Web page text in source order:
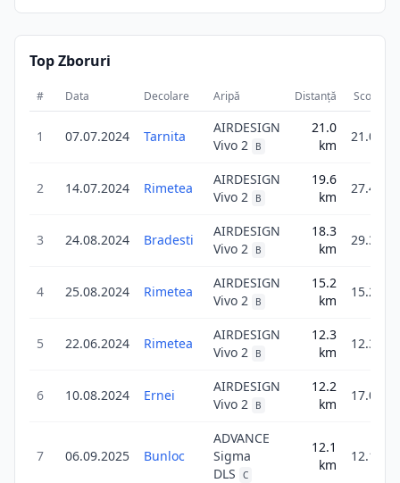
Top Zboruri
# Data Decolare Aripă Distanță Scor
1 07.07.2024 Tarnita
AIRDESIGN
Vivo 2
B
21.0
km
21.0
2 14.07.2024 Rimetea
AIRDESIGN
Vivo 2
B
19.6
km
27.4
3 24.08.2024 Bradesti
AIRDESIGN
Vivo 2
B
18.3
km
29.3
4 25.08.2024 Rimetea
AIRDESIGN
Vivo 2
B
15.2
km
15.2
5 22.06.2024 Rimetea
AIRDESIGN
Vivo 2
B
12.3
km
12.3
6 10.08.2024 Ernei
AIRDESIGN
Vivo 2
B
12.2
km
17.0
7 06.09.2025 Bunloc
ADVANCE
Sigma
DLS
C
12.1
km
12.1